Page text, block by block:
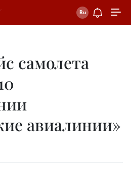
самолета
авиалинии»